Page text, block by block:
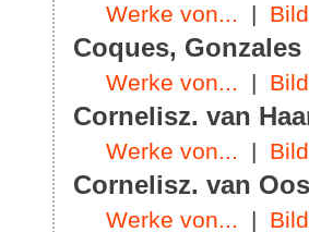
Werke von... |
Coques, Gonzales
Werke von... |
Cornelisz. van
Werke von... |
Cornelisz. van
Werke von... |